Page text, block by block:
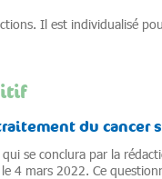
Il est individualisé
du cancer
se conclura par la
4 mars 2022. Ce